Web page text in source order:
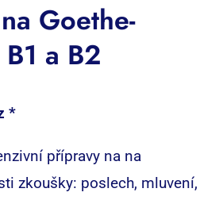
Goethe-
a B2
*
přípravy na na
zkoušky: poslech, mluvení,